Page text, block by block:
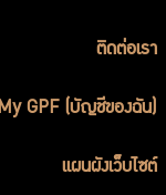
ติดต่อเรา
My GPF (บัญชีของฉัน)
แผนผังเว็บไซต์